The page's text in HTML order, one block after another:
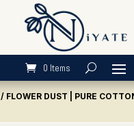
0 Items
/ FLOWER DUST | PURE